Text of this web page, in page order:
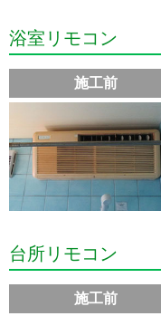
浴室リモコン
施工前
台所リモコン
施工前